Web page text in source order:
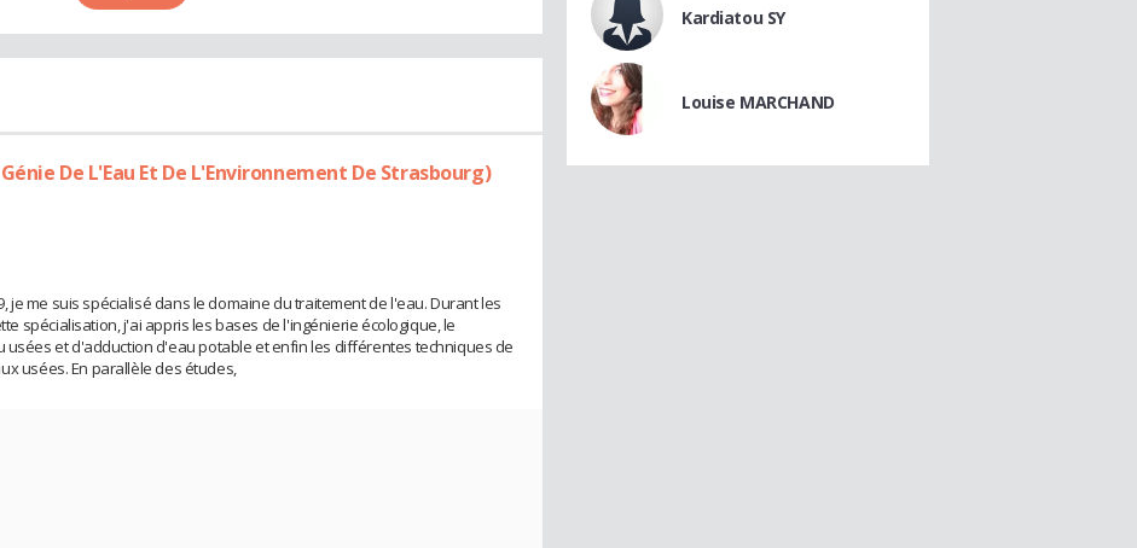
Génie De L'Eau Et De L'Environnement De Strasbourg)
je me suis spécialisé dans le domaine du traitement de l'eau. Durant les
spécialisation, j'ai appris les bases de l'ingénierie écologique, le
et d'adduction d'eau potable et enfin les différentes techniques de
usées. En parallèle des études,
Kardiatou SY
Louise MARCHAND